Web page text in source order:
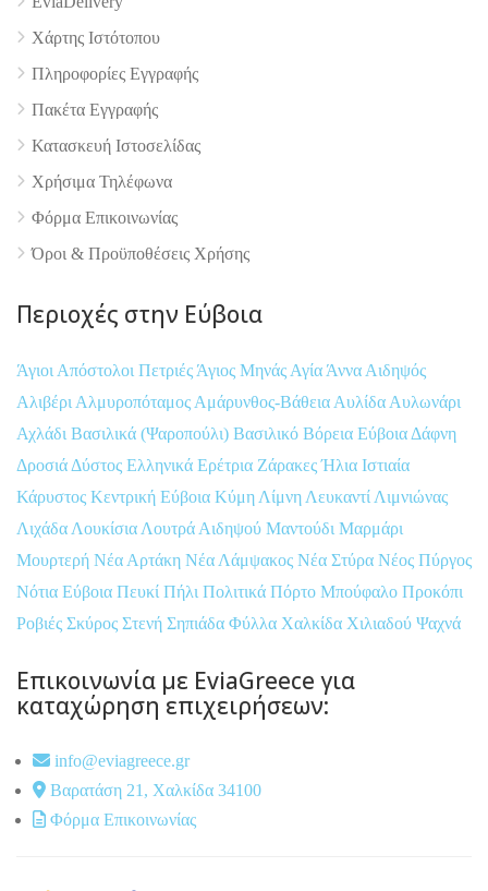
4.9
Χάρτης Ιστότοπου
Πληροφορίες Εγγραφής
Πακέτα Εγγραφής
Κατασκευή Ιστοσελίδας
Χρήσιμα Τηλέφωνα
Φόρμα Επικοινωνίας
Όροι & Προϋποθέσεις Xρήσης
Περιοχές στην Εύβοια
Άγιοι Απόστολοι Πετριές Άγιος Μηνάς Αγία Άννα Αιδηψός
Αλιβέρι Αλμυροπόταμος Αμάρυνθος-Βάθεια Αυλίδα Αυλωνάρι
Αχλάδι Βασιλικά (Ψαροπούλι) Βασιλικό Βόρεια Εύβοια Δάφνη
Δροσιά Δύστος Ελληνικά Ερέτρια ΖάρακεςΉλια Ιστιαία
Κάρυστος Κεντρική Εύβοια Κύμη Λίμνη Λευκαντί Λιμνιώνας
Λιχάδα Λουκίσια Λουτρά Αιδηψού Μαντούδι Μαρμάρι
Μουρτερή Νέα Αρτάκη Νέα Λάμψακος Νέα Στύρα Νέος Πύργος
Νότια Εύβοια Πευκί Πήλι Πολιτικά Πόρτο Μπούφαλο Προκόπι
Ροβιές Σκύρος Στενή Σηπιάδα Φύλλα Χαλκίδα Χιλιαδού Ψαχνά
Επικοινωνία με EviaGreece για
καταχώρηση επιχειρήσεων:
info@eviagreece.gr
Βαρατάση 21, Χαλκίδα 34100
Φόρμα Επικοινωνίας